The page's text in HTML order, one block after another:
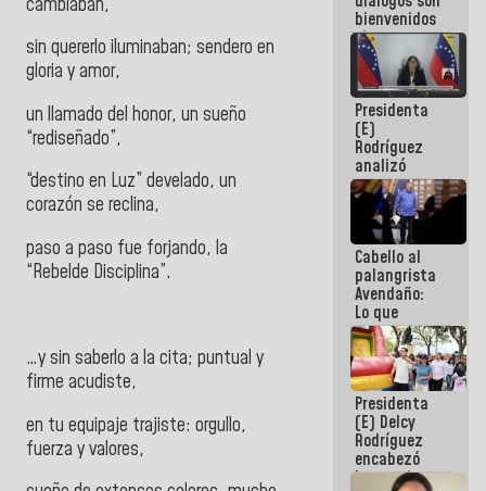
sin quererlo iluminaban; sendero en
gloria y amor,
un llamado del honor, un sueño
“rediseñado”,
“destino en Luz” develado, un
corazón se reclina,
paso a paso fue forjando, la
“Rebelde Disciplina”.
…y sin saberlo a la cita; puntual y
firme acudiste,
en tu equipaje trajiste: orgullo,
fuerza y valores,
diálogo
bienvenidos
siempre que
estén en el
marco de la
Constitución
de la
República
Presidenta
(E)
Rodríguez
analizó
junto a
gobernadores
planes de
recuperación
del Sistema
Eléctrico
Nacional
Cabello al
palangrista
Avendaño:
Lo que
vayas a
escribir
hazlo hoy
por que no
sabemos si
la semana
que viene
hay
programa
Presidenta
(E) Delcy
Rodríguez
encabezó
lanzamiento